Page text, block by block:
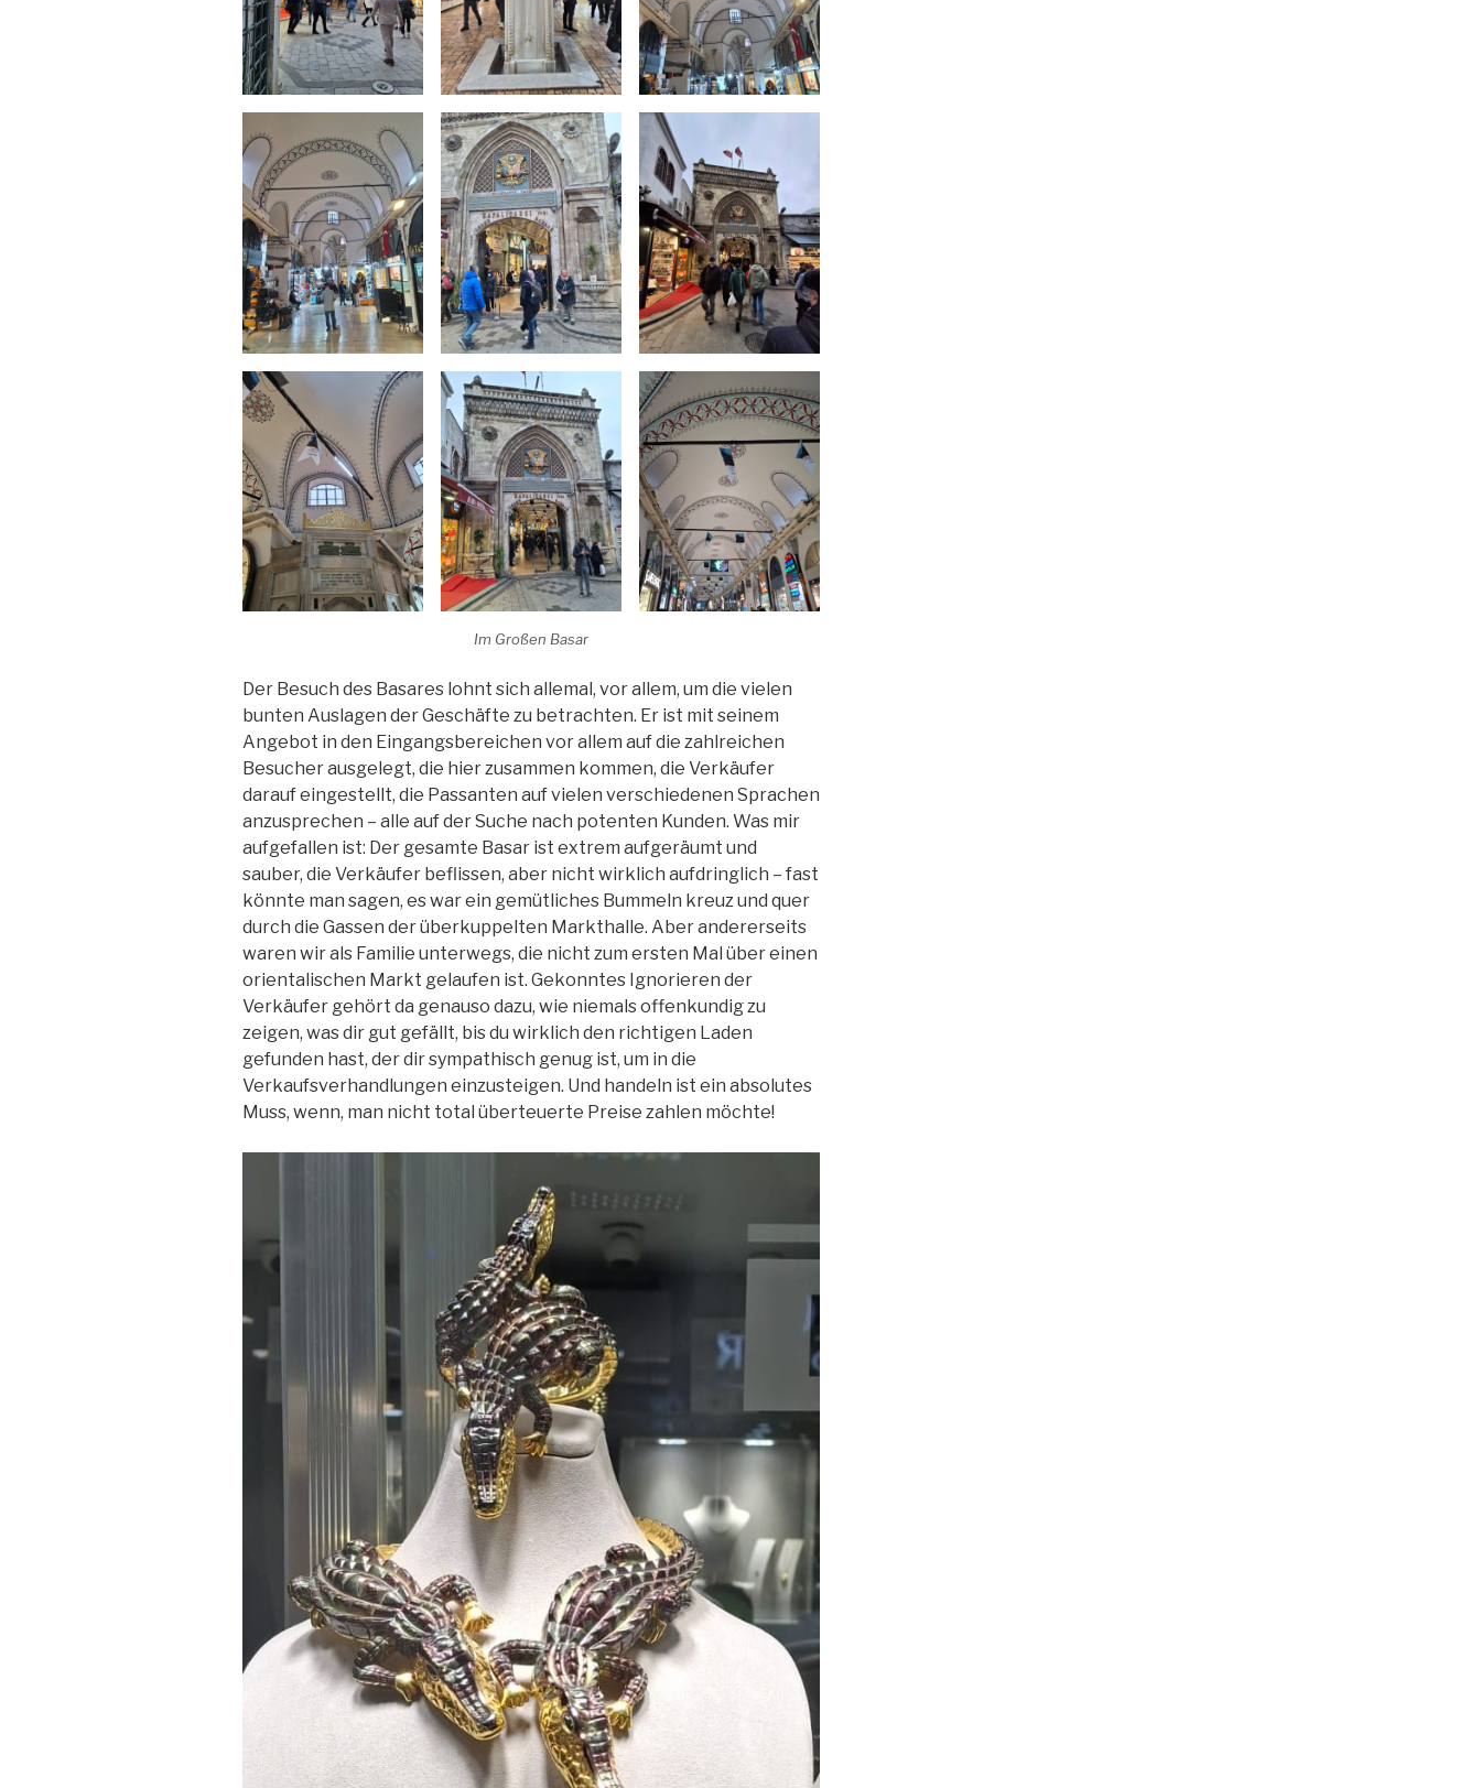
Im Großen Basar
Der Besuch des Basares lohnt sich allemal, vor allem, um die vielen
bunten Auslagen der Geschäfte zu betrachten. Er ist mit seinem
Angebot in den Eingangsbereichen vor allem auf die zahlreichen
Besucher ausgelegt, die hier zusammen kommen, die Verkäufer
darauf eingestellt, die Passanten auf vielen verschiedenen Sprachen
anzusprechen – alle auf der Suche nach potenten Kunden. Was mir
aufgefallen ist: Der gesamte Basar ist extrem aufgeräumt und
sauber, die Verkäufer beflissen, aber nicht wirklich aufdringlich – fast
könnte man sagen, es war ein gemütliches Bummeln kreuz und quer
durch die Gassen der überkuppelten Markthalle. Aber andererseits
waren wir als Familie unterwegs, die nicht zum ersten Mal über einen
orientalischen Markt gelaufen ist. Gekonntes Ignorieren der
Verkäufer gehört da genauso dazu, wie niemals offenkundig zu
zeigen, was dir gut gefällt, bis du wirklich den richtigen Laden
gefunden hast, der dir sympathisch genug ist, um in die
Verkaufsverhandlungen einzusteigen. Und handeln ist ein absolutes
Muss, wenn, man nicht total überteuerte Preise zahlen möchte!